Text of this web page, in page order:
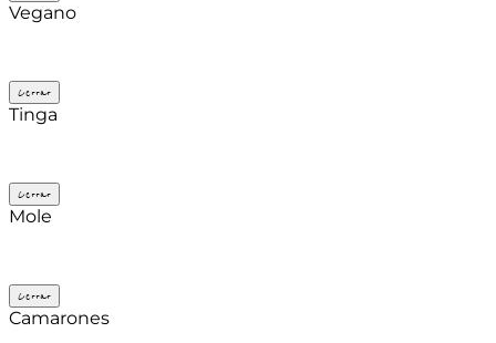
Vegano
Cerrar
Tinga
Cerrar
Mole
Cerrar
Camarones